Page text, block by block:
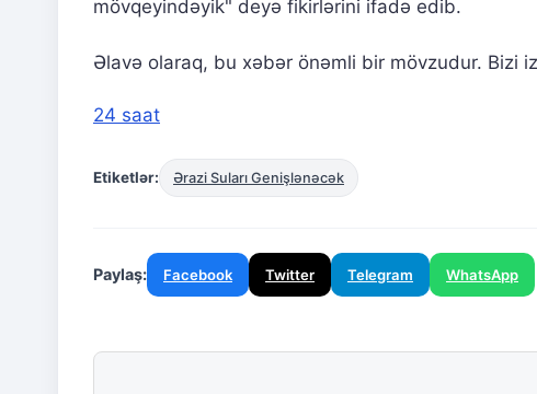
mövqeyindəyik" deyə fikirlərini ifadə edib.
Əlavə olaraq, bu xəbər önəmli bir mövzudur. Bizi
24 saat
Etiketlər: Ərazi Suları Genişlənəcək
Paylaş: Facebook Twitter Telegram WhatsApp